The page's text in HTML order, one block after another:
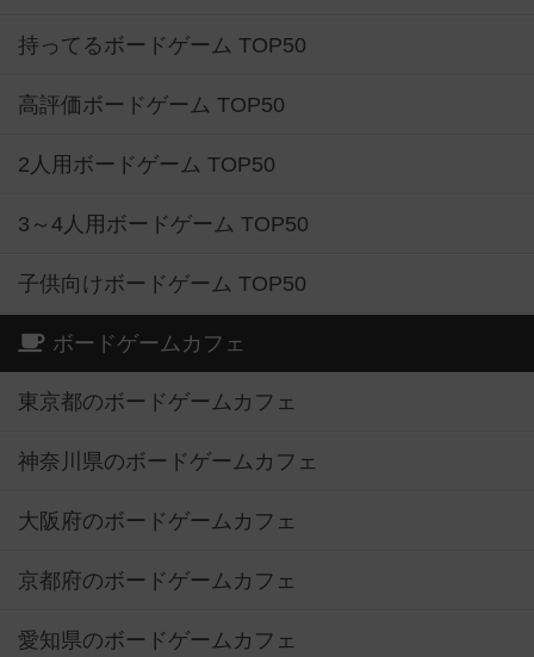
持ってるボードゲーム TOP50
高評価ボードゲーム TOP50
2人用ボードゲーム TOP50
3～4人用ボードゲーム TOP50
子供向けボードゲーム TOP50
ボードゲームカフェ
東京都のボードゲームカフェ
神奈川県のボードゲームカフェ
大阪府のボードゲームカフェ
京都府のボードゲームカフェ
愛知県のボードゲームカフェ